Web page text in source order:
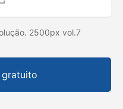
2500px vol.7